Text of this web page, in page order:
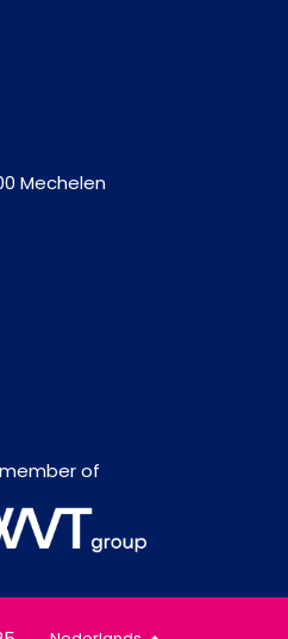
Mechelen
of